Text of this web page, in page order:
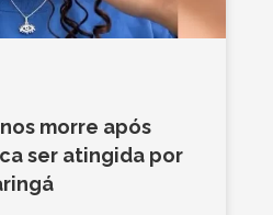
morre após
ser atingida por